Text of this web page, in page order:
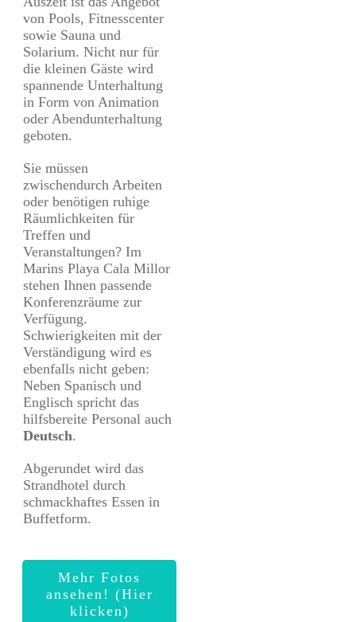
von Pools, Fitnesscenter
sowie Sauna und
Solarium. Nicht nur für
die kleinen Gäste wird
spannende Unterhaltung
in Form von Animation
oder Abendunterhaltung
geboten.
Sie müssen
zwischendurch Arbeiten
oder benötigen ruhige
Räumlichkeiten für
Treffen und
Veranstaltungen? Im
Marins Playa Cala Millor
stehen Ihnen passende
Konferenzräume zur
Verfügung.
Schwierigkeiten mit der
Verständigung wird es
ebenfalls nicht geben:
Neben Spanisch und
Englisch spricht das
hilfsbereite Personal auch
Deutsch.
Abgerundet wird das
Strandhotel durch
schmackhaftes Essen in
Buffetform.
Mehr Fotos
ansehen! (Hier
klicken)